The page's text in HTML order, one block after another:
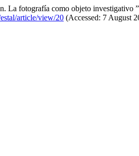
La fotografía como objeto investigativo
article/view/20 (Accessed: 7 August